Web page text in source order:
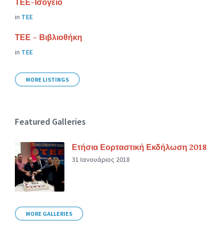
in ΤΕΕ
ΤΕΕ – Βιβλιοθήκη
in ΤΕΕ
MORE LISTINGS
Featured Galleries
Ετήσια Εορταστική Εκδήλωση 2018
31 Ιανουάριος 2018
MORE GALLERIES